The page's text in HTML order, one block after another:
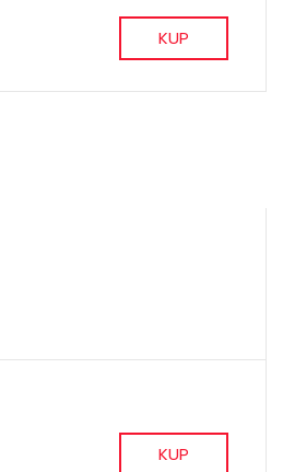
KUP
KUP